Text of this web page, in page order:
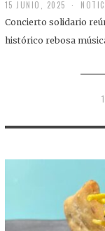
15 JUNIO, 2025
Concierto solidario
histórico rebosa
1